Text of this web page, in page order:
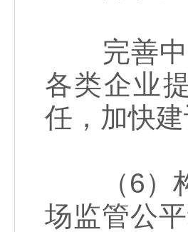
完善中
各类企业
任，加快
（6）构
场监管公